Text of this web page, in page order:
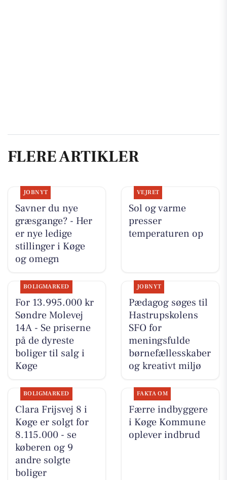
FLERE ARTIKLER
JOBNYT
Savner du nye
græsgange? - Her
er nye ledige
stillinger i Køge
og omegn
VEJRET
Sol og varme
presser
temperaturen op
BOLIGMARKED
For 13.995.000 kr
Søndre Molevej
14A - Se priserne
på de dyreste
boliger til salg i
Køge
JOBNYT
Pædagog søges til
Hastrupskolens
SFO for
meningsfulde
børnefællesskaber
og kreativt miljø
BOLIGMARKED
Clara Frijsvej 8 i
Køge er solgt for
8.115.000 - se
køberen og 9
andre solgte
boliger
FAKTA OM
Færre indbyggere
i Køge Kommune
oplever indbrud